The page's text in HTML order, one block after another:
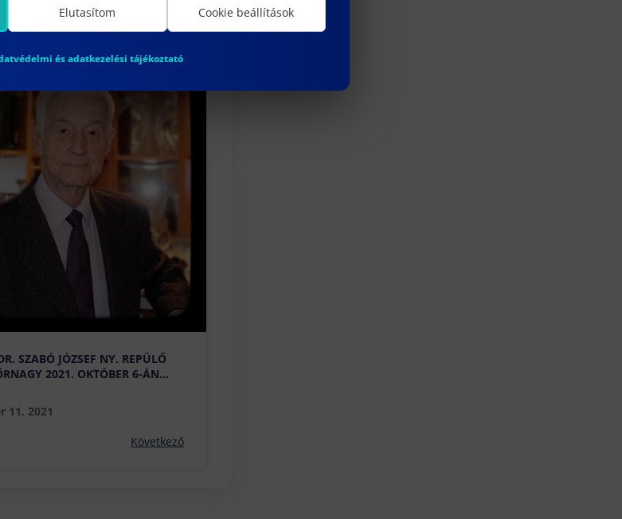
SZABÓ JÓZSEF NY. REPÜLŐ
2021. OKTÓBER 6-ÁN
11, 2021
Következő
Elutasítom Cookie beállítások
és adatkezelési tájékoztató